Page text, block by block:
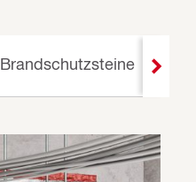
Brandschutzsteine